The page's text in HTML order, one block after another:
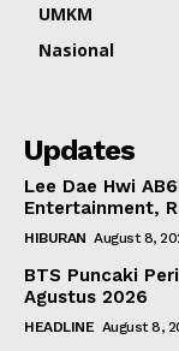
UMKM
Nasional
Updates
Lee Dae Hwi
Entertainment,
HIBURAN August 8,
BTS Puncaki
Agustus 2026
HEADLINE August 8,